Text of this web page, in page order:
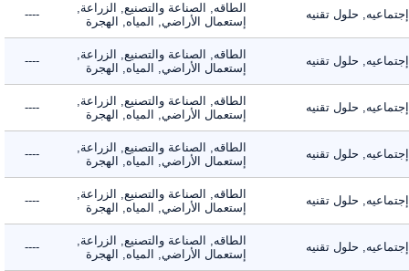
حلول تقنيه
الطاقه, الصناعة والتصنيع, الزراعة,
إستعمال الأراضي, المياه, الهجرة
----
حلول تقنيه
الطاقه, الصناعة والتصنيع, الزراعة,
إستعمال الأراضي, المياه, الهجرة
----
حلول تقنيه
الطاقه, الصناعة والتصنيع, الزراعة,
إستعمال الأراضي, المياه, الهجرة
----
حلول تقنيه
الطاقه, الصناعة والتصنيع, الزراعة,
إستعمال الأراضي, المياه, الهجرة
----
حلول تقنيه
الطاقه, الصناعة والتصنيع, الزراعة,
إستعمال الأراضي, المياه, الهجرة
----
حلول تقنيه
الطاقه, الصناعة والتصنيع, الزراعة,
إستعمال الأراضي, المياه, الهجرة
----